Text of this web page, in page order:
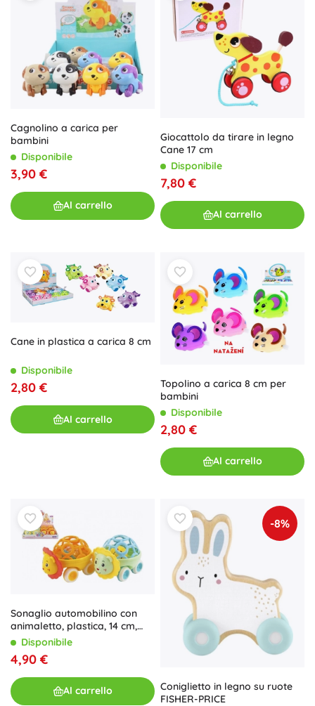
Cagnolino a carica per
bambini
Disponibile
3,90 €
Al carrello
Giocattolo da tirare in legno
Cane 17 cm
Disponibile
7,80 €
Al carrello
Cane in plastica a carica 8 cm
Disponibile
2,80 €
Al carrello
Topolino a carica 8 cm per
bambini
Disponibile
2,80 €
Al carrello
Sonaglio automobilino con
animaletto, plastica, 14 cm,
ruote libere, 2 colori
Disponibile
4,90 €
Al carrello
-8%
Coniglietto in legno su ruote
FISHER-PRICE